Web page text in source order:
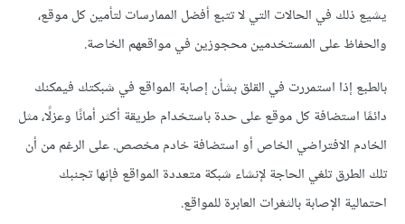
يشيع ذلك في الحالات التي لا تتبع أفضل الممارسات لتأمين كل موقع،
والحفاظ على المستخدمين محجوزين في مواقعهم الخاصة.
بالطبع إذا استمررت في القلق بشأن إصابة المواقع في شبكتك فيمكنك
دائمًا استضافة كل موقع على حدة باستخدام طريقة أكثر أمانًا وعزلًا، مثل
الخادم الافتراضي الخاص أو استضافة خادم مخصص. على الرغم من أن
تلك الطرق تلغي الحاجة لإنشاء شبكة متعددة المواقع فإنها تجنبك
احتمالية الإصابة بالثغرات العابرة للمواقع.